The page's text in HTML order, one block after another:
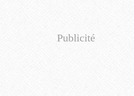
Publicité